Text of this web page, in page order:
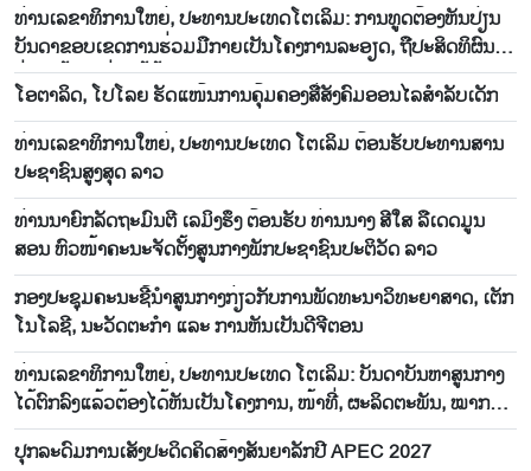
ທ່ານ​ເລ​ຂາ​ທິ​ການ​ໃຫຍ່, ປະ​ທານ​ປະ​ເທດ​ໂຕ​ເລິມ: ການ​ທູດ​ຕ້ອງ​ຫັນ​ປ່ຽນ​
ບັນ​ດາ​ຂອບ​ເຂດ​ການ​ຮ່ວມ​ມື​ກາຍ​ເປັນ​ໂຄງ​ການ​ລະ​ອຽດ​, ຖື​ປະ​ສິດ​ທິ​ຜົນ​
ຢ່າງ​ແທ້​ຈິງ​ແມ່ນ​ໄມ້ຫຼ້າ​ວັດ​ແທກ
ໂອ​ຕາ​ລິດ, ໂປ​ໂລຍ ຮັດ​ແໜ້ນ​ການ​ຄຸ້ມ​ຄອງ​ສື່​ສັງ​ຄົມ​ອອນ​ໄລ​ສຳ​ລັບ​ເດັກ
ທ່ານເລຂາທິການໃຫຍ່, ປະທານປະເທດ ໂຕເລິມ ຕ້ອນຮັບປະທານສານ
ປະຊາຊົນສູງສຸດ ລາວ
​ທ່ານນາ​ຍົກ​ລັດ​ຖະ​ມົນ​ຕີ ເລ​ມິງ​ຮຶງ ຕ້ອນ​ຮັບ ​​ທ່ານນາງ ສີ​​ໃສ ລື​ເດ​ດ​ມູນ​
ສອນ ຫົວ​ໜ້າ​ຄະ​ນະ​ຈັດ​ຕັ້ງ​ສູນ​ກາງ​ພັກ​ປະ​ຊາ​ຊົນ​ປະ​ຕິ​ວັດ ລາວ
ກອງປະຊຸມຄະນະຊີ້ນຳສູນກາງກ່ຽວກັບການພັດທະນາວິທະຍາສາດ, ເຕັກ
ໂນໂລຊີ, ນະວັດຕະກຳ ແລະ ການຫັນເປັນດີຈີຕອນ
ທ່ານເລຂາທິການໃຫຍ່, ປະທານປະເທດ ໂຕເລິມ: ບັນດາບັນຫາສູນກາງ
ໄດ້ຕົກລົງແລ້ວຕ້ອງໄດ້ຫັນເປັນໂຄງການ, ໜ້າທີ່, ຜະລິດຕະພັນ, ໝາກຜົນ
ລະອຽດໃນທັນທີ
ປຸກ​ລະ​ດົມ​ການ​ເສັງ​ປະ​ດິດ​ຄິດ​ສ້າງສັນ​ຍາ​ລັກ​ປີ APEC 2027